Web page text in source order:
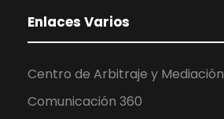
Enlaces Varios
Centro de Arbitraje y Mediación
Comunicación 360